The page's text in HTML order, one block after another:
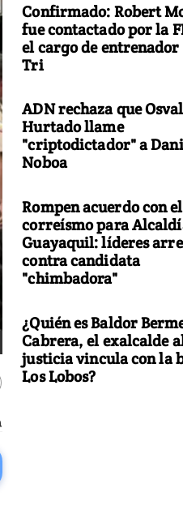
Confirmado: Robert
fue contactado por la
el cargo de entrenador
Tri
ADN rechaza que
Hurtado llame
"criptodictador" a
Noboa
Rompen acuerdo con el
correísmo para
Guayaquil: líderes
contra candidata
"chimbadora"
¿Quién es Baldor
Cabrera, el exalcalde
justicia vincula con la
Los Lobos?